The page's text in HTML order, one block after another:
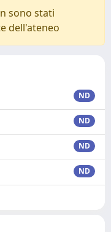
sono stati
dell'ateneo
ND
ND
ND
ND